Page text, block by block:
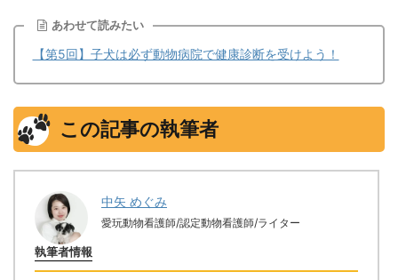
あわせて読みたい
【第5回】子犬は必ず動物病院で健康診断を受けよう！
この記事の執筆者
執筆者情報
中矢 めぐみ
愛玩動物看護師/認定動物看護師/ライター